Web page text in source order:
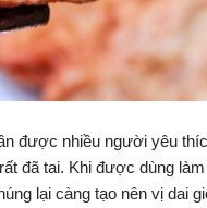
được nhiều người yêu
đã tai. Khi được dùng
lại càng tạo nên vị dai